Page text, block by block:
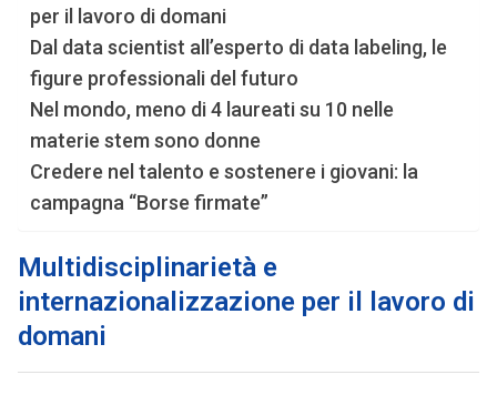
per il lavoro di domani
Dal data scientist all’esperto di data labeling, le
figure professionali del futuro
Nel mondo, meno di 4 laureati su 10 nelle
materie stem sono donne
Credere nel talento e sostenere i giovani: la
campagna “Borse firmate”
Multidisciplinarietà e
internazionalizzazione per il lavoro di
domani